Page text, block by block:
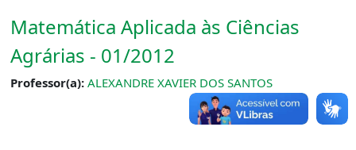
Matemática Aplicada às Ciências
Agrárias - 01/2012
Professor(a): ALEXANDRE XAVIER DOS SANTOS